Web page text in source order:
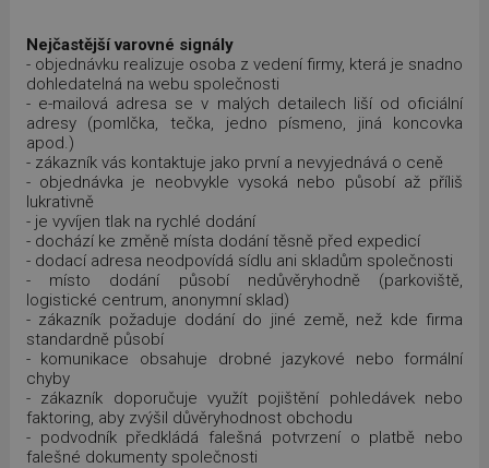
Nejčastější varovné signály
- objednávku realizuje osoba z vedení firmy, která je snadno
dohledatelná na webu společnosti
- e-mailová adresa se v malých detailech liší od oficiální
adresy (pomlčka, tečka, jedno písmeno, jiná koncovka
apod.)
- zákazník vás kontaktuje jako první a nevyjednává o ceně
- objednávka je neobvykle vysoká nebo působí až příliš
lukrativně
- je vyvíjen tlak na rychlé dodání
- dochází ke změně místa dodání těsně před expedicí
- dodací adresa neodpovídá sídlu ani skladům společnosti
- místo dodání působí nedůvěryhodně (parkoviště,
logistické centrum, anonymní sklad)
- zákazník požaduje dodání do jiné země, než kde firma
standardně působí
- komunikace obsahuje drobné jazykové nebo formální
chyby
- zákazník doporučuje využít pojištění pohledávek nebo
faktoring, aby zvýšil důvěryhodnost obchodu
- podvodník předkládá falešná potvrzení o platbě nebo
falešné dokumenty společnosti